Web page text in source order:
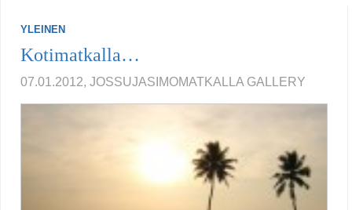
YLEINEN
Kotimatkalla…
07.01.2012, JOSSUJASIMOMATKALLA GALLERY